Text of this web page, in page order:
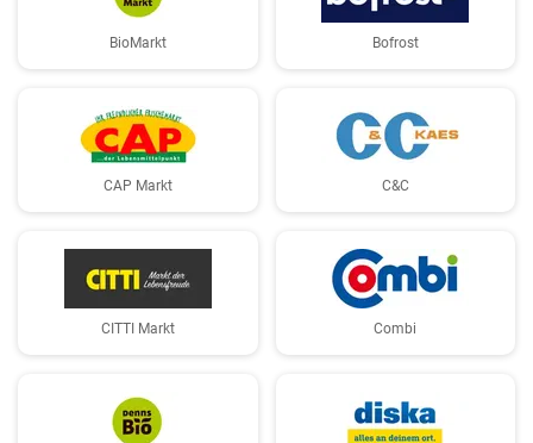
BioMarkt Bofrost
CAP Markt C&C
CITTI Markt Combi